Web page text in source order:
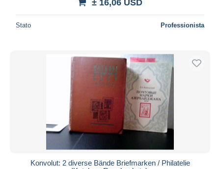
± 16,06 USD
Stato Professionista
Konvolut: 2 diverse Bände Briefmarken / Philatelie